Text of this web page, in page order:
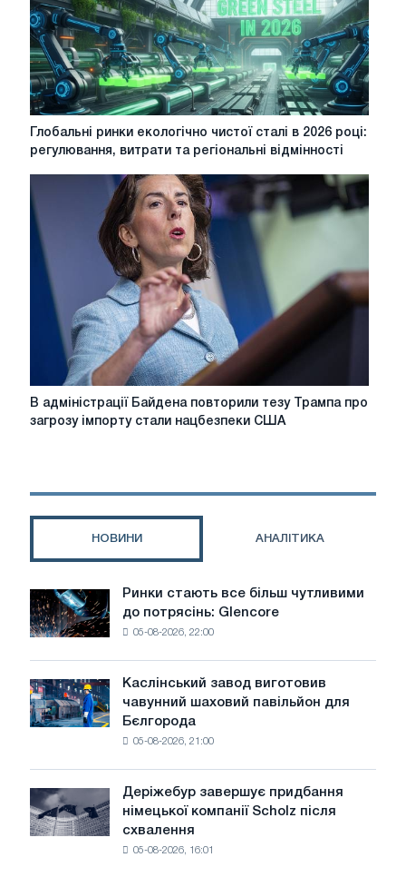
Байдена
-
Politico
Глобальні
2026
році:
регулювання,
витрати
регіональні
відмінності
Глобальні ринки екологічно чистої сталі в 2026 році:
регулювання, витрати та регіональні відмінності
В
адміністрації
Трампа
стали
США
В адміністрації Байдена повторили тезу Трампа про
загрозу імпорту стали нацбезпеки США
НОВИНИ АНАЛІТИКА
Ринки
стають
все
до
потрясінь:
Glencore
Ринки стають все більш чутливими
до потрясінь: Glencore
05-08-2026, 22:00
Каслінський
завод
виготовив
для
Бєлгорода
Каслінський завод виготовив
чавунний шаховий павільйон для
Бєлгорода
05-08-2026, 21:00
Деріжебур
завершує
придбання
Деріжебур завершує придбання
німецької компанії Scholz після
схвалення
05-08-2026, 16:01